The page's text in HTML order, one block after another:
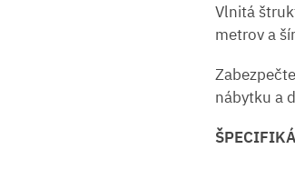
Vlnitá
metrov a
nábytku a